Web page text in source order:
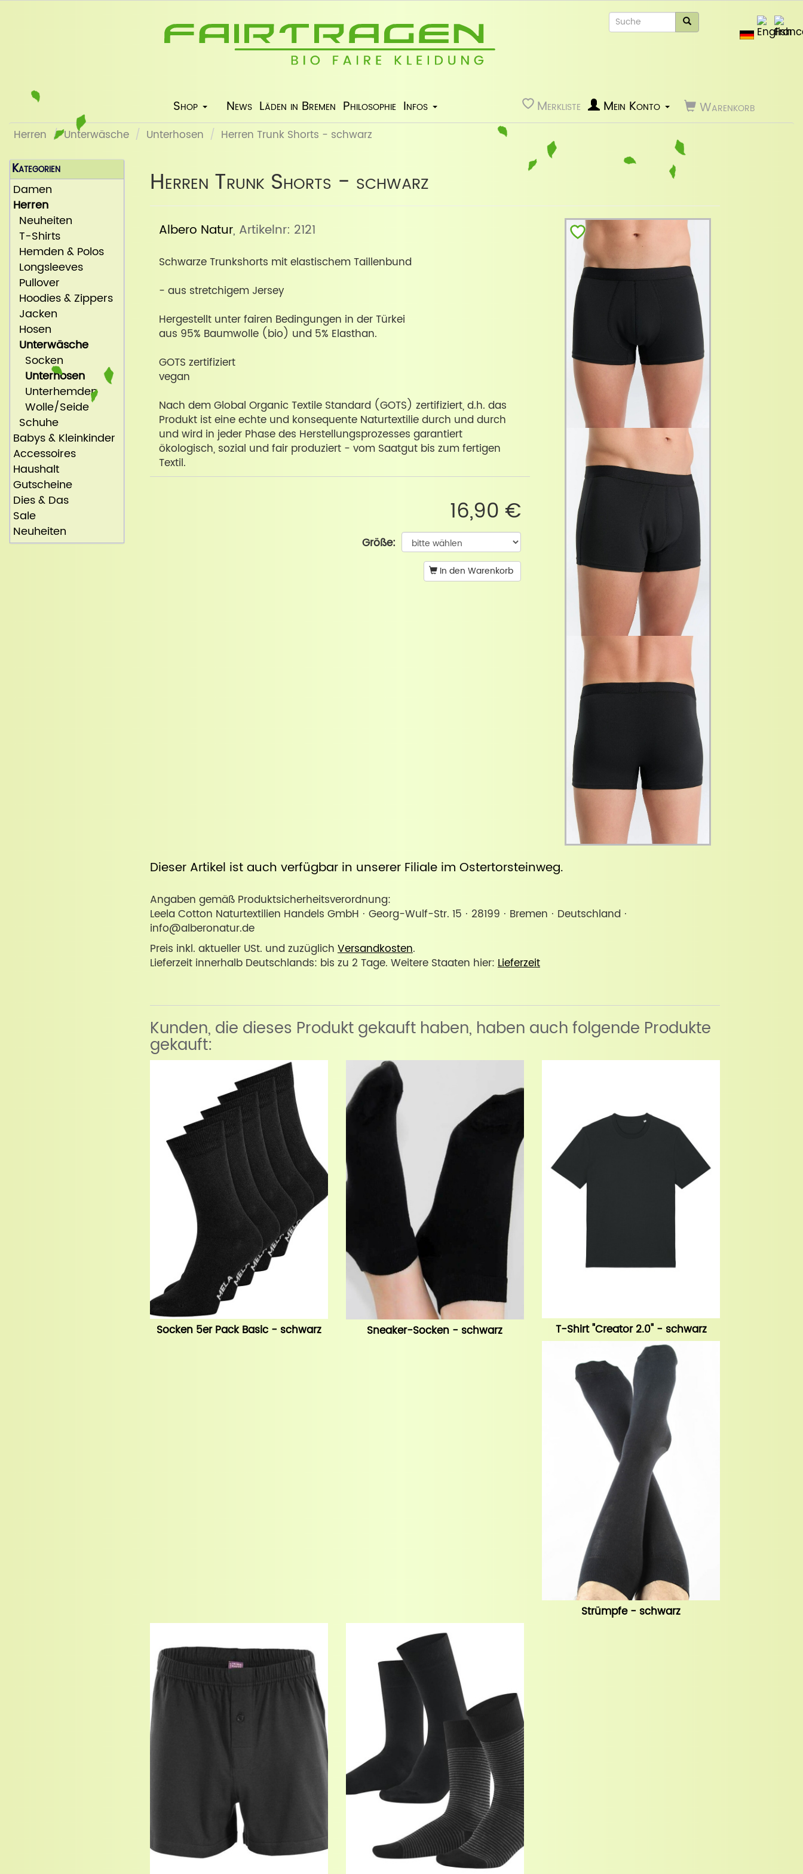
Shop News Läden in Bremen Philosophie Infos Merkliste Warenkorb
Mein Konto
Herren Unterwäsche Unterhosen Herren Trunk Shorts - schwarz
Herren Trunk Shorts - schwarz
Albero Natur, Artikelnr: 2121
Schwarze Trunkshorts mit elastischem Taillenbund
- aus stretchigem Jersey
Hergestellt unter fairen Bedingungen in der Türkei
aus 95% Baumwolle (bio) und 5% Elasthan.
GOTS zertifiziert
vegan
Nach dem Global Organic Textile Standard (GOTS) zertifiziert, d.h. das
Produkt ist eine echte und konsequente Naturtextilie durch und durch
und wird in jeder Phase des Herstellungsprozesses garantiert
ökologisch, sozial und fair produziert - vom Saatgut bis zum fertigen
Textil.
16,90 €
Größe:
In den Warenkorb
Dieser Artikel ist auch verfügbar in unserer Filiale im Ostertorsteinweg.
Angaben gemäß Produktsicherheitsverordnung:
Leela Cotton Naturtextilien Handels GmbH · Georg-Wulf-Str. 15 · 28199 · Bremen · Deutschland ·
info@alberonatur.de
Preis inkl. aktueller USt. und zuzüglichVersandkosten.
Lieferzeit innerhalb Deutschlands: bis zu 2 Tage. Weitere Staaten hier:Lieferzeit
Kunden, die dieses Produkt gekauft haben, haben auch folgende Produkte
gekauft:
Socken 5er Pack Basic - schwarz Sneaker-Socken - schwarz T-Shirt "Creator 2.0" - schwarz
Strümpfe - schwarz
Kategorien
Damen
Herren
Neuheiten
T-Shirts
Hemden & Polos
Longsleeves
Pullover
Hoodies & Zippers
Jacken
Hosen
Unterwäsche
Socken
Unterhosen
Unterhemden
Wolle/Seide
Schuhe
Babys & Kleinkinder
Accessoires
Haushalt
Gutscheine
Dies & Das
Sale
Neuheiten